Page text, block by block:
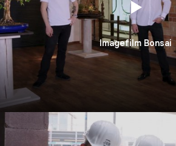
Imagefilm Bonsai